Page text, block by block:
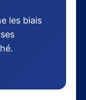
les biais